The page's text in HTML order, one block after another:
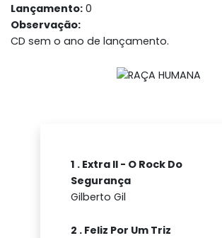
Lançamento: 0
Observação:
CD sem o ano de lançamento.
1 . Extra II - O Rock Do
Segurança
Gilberto Gil
2 . Feliz Por Um Triz